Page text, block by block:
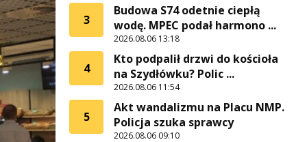
3
Budowa S74 odetnie ciepłą
wodę. MPEC podał harmono ...
2026.08.06 13:18
4
Kto podpalił drzwi do kościoła
na Szydłówku? Polic ...
2026.08.06 11:54
5
Akt wandalizmu na Placu NMP.
Policja szuka sprawcy
2026.08.06 09:10